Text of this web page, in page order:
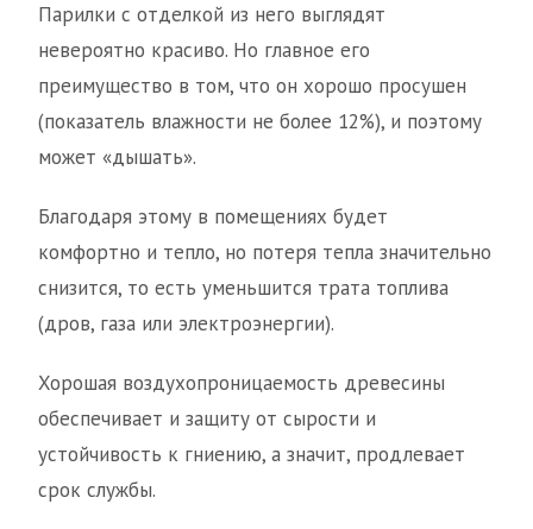
Парилки с отделкой из него выглядят
невероятно красиво. Но главное его
преимущество в том, что он хорошо просушен
(показатель влажности не более 12%), и поэтому
может «дышать».
Благодаря этому в помещениях будет
комфортно и тепло, но потеря тепла значительно
снизится, то есть уменьшится трата топлива
(дров, газа или электроэнергии).
Хорошая воздухопроницаемость древесины
обеспечивает и защиту от сырости и
устойчивость к гниению, а значит, продлевает
срок службы.